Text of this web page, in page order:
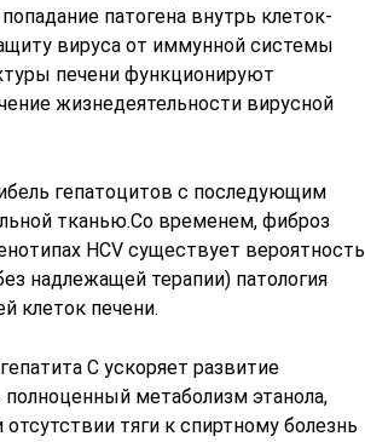
патогена внутрь клеток-
вируса от иммунной системы
печени функционируют
жизнедеятельности вирусной
гепатоцитов с последующим
тканью.Со временем, фиброз
HCV существует вероятность
надлежащей терапии) патология
клеток печени.
С ускоряет развитие
метаболизм этанола,
тяги к спиртному болезнь